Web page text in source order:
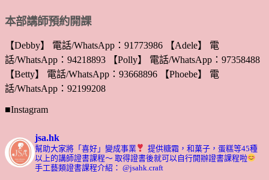
本部講師預約開課
【Debby】 電話/WhatsApp：91773986 【Adele】 電
話/WhatsApp：94218893 【Polly】 電話/WhatsApp：97358488
【Betty】 電話/WhatsApp：93668896 【Phoebe】 電
話/WhatsApp：92199208
■Instagram
jsa.hk
幫助大家將「喜好」變成事業
提供糖霜，和菓子，蛋糕等45種
以上的講師證書課程～ 取得證書後就可以自行開辦證書課程啦
手工藝類證書課程介紹： @jsahk.craft